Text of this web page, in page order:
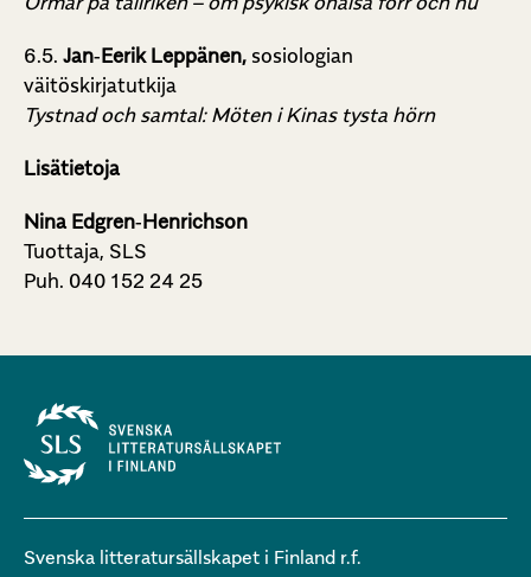
6.5. Jan‑Eerik Leppänen, sosiologian
väitöskirjatutkija
Tystnad och samtal: Möten i Kinas tysta hörn
Lisätietoja
Nina Edgren‑Henrichson
Tuottaja, SLS
Puh. 040 152 24 25
Svenska litteratursällskapet i Finland r.f.